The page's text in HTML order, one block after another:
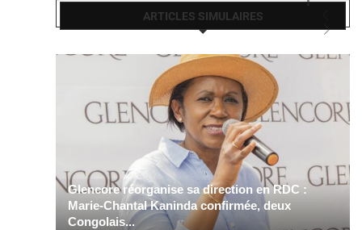
ARTICLES SIMULAIRES
Glencore réorganise sa direction en RDC :
Marie-Chantal Kaninda confirmée, deux
Congolais...